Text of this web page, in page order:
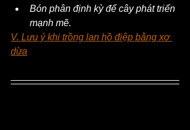
Bón phân định kỳ để cây phát triển
mạnh mẽ.
V. Lưu ý khi trồng lan hồ điệp bằng xơ
dừa